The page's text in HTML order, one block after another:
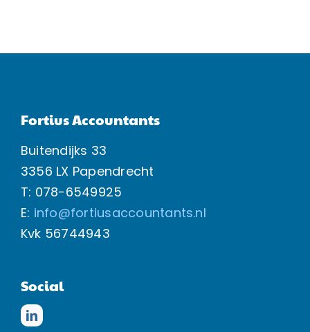
Fortius Accountants
Buitendijks 33
3356 LX Papendrecht
T: 078-6549925
E: info@fortiusaccountants.nl
Kvk 56744943
Social